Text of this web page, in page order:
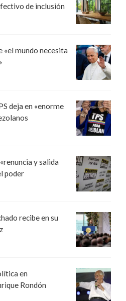
de inclusión
«el mundo necesita
deja en «enorme
y salida
poder
recibe en su
en
Rondón